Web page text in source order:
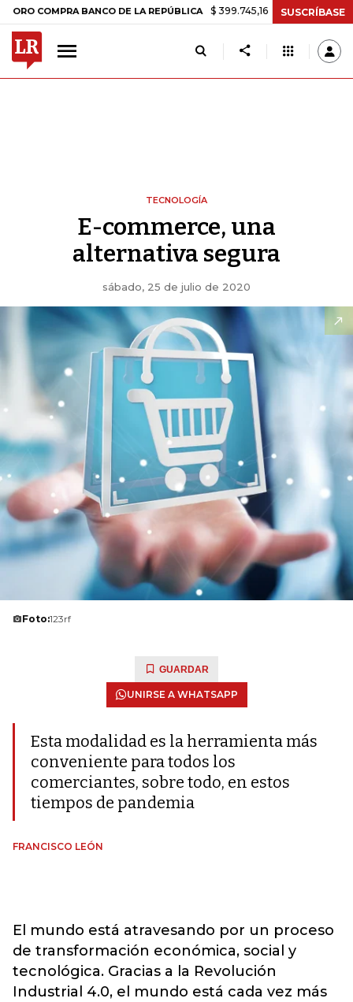
COMPRA BANCO DE LA REPÚBLICA $ 399.745,16 +$ 2.295,71 +0,58%
SUSCRÍBASE
TECNOLOGÍA
E-commerce, una
alternativa segura
sábado, 25 de julio de 2020
Foto:123rf
GUARDAR
UNIRSE A WHATSAPP
Esta modalidad es la herramienta más
conveniente para todos los
comerciantes, sobre todo, en estos
tiempos de pandemia
FRANCISCO LEÓN
El mundo está atravesando por un proceso
de transformación económica, social y
tecnológica. Gracias a la Revolución
Industrial 4.0, el mundo está cada vez más